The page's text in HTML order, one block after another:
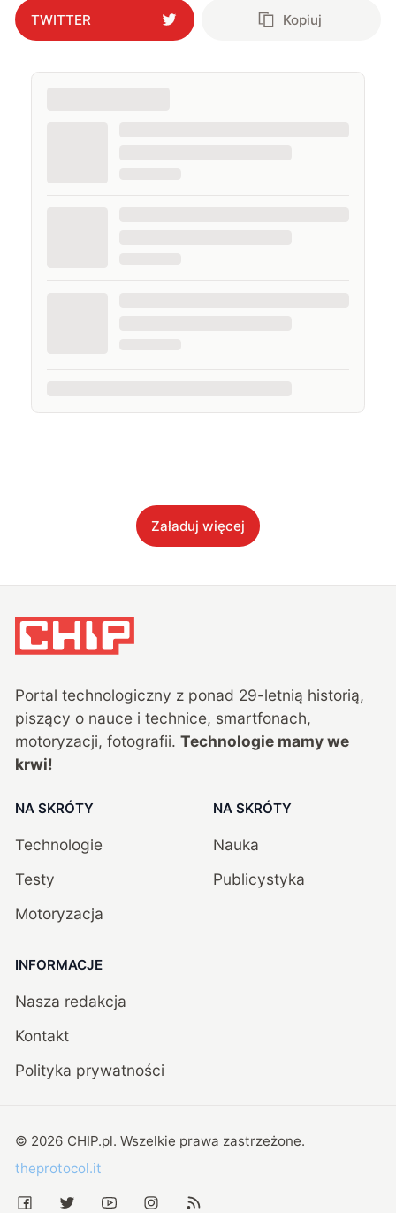
TWITTER Kopiuj
Załaduj więcej
Portal technologiczny z ponad 29-letnią historią,
piszący o nauce i technice, smartfonach,
motoryzacji, fotografii. Technologie mamy we
krwi!
NA SKRÓTY
Technologie
Testy
Motoryzacja
NA SKRÓTY
Nauka
Publicystyka
INFORMACJE
Nasza redakcja
Kontakt
Polityka prywatności
© 2026 CHIP.pl. Wszelkie prawa zastrzeżone.
theprotocol.it